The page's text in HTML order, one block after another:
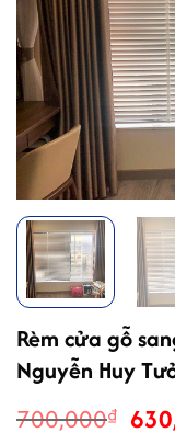
Rèm cửa gỗ
Nguyễn Huy
700,000₫ Giá